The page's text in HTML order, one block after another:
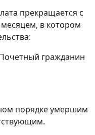
прекращается с
в котором
гражданин
порядке умершим